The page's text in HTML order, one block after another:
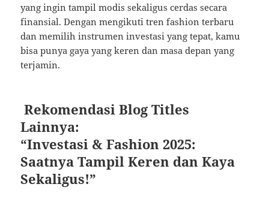
yang ingin tampil modis sekaligus cerdas secara
finansial. Dengan mengikuti tren fashion terbaru
dan memilih instrumen investasi yang tepat, kamu
bisa punya gaya yang keren dan masa depan yang
terjamin.
Rekomendasi Blog Titles
Lainnya:
“Investasi & Fashion 2025:
Saatnya Tampil Keren dan Kaya
Sekaligus!”